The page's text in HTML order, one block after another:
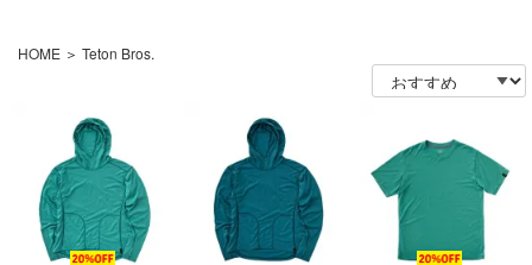
HOME ＞ Teton Bros.